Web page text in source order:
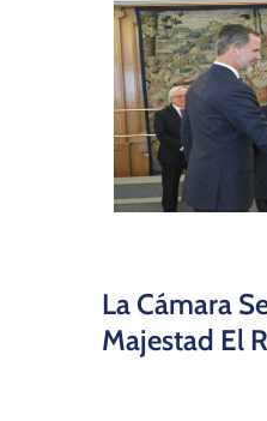
La Cámara
Majestad El